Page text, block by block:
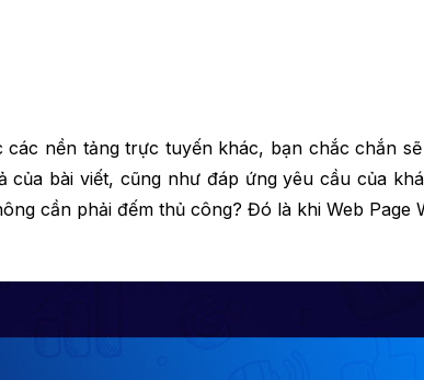
các nền tảng trực tuyến khác, bạn chắc chắn
bài viết, cũng như đáp ứng yêu cầu của
cần phải đếm thủ công? Đó là khi Web